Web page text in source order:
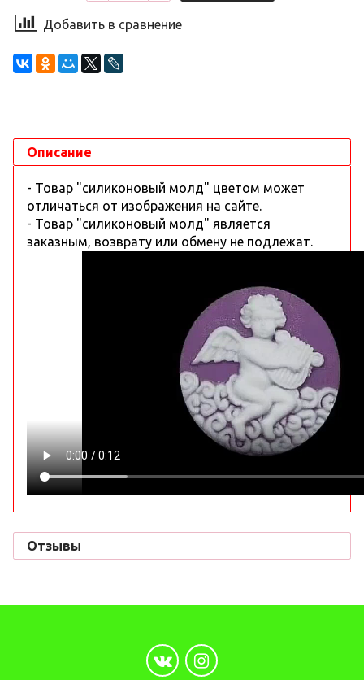
Добавить в сравнение
Описание
- Товар "силиконовый молд" цветом может
отличаться от изображения на сайте.
- Товар "силиконовый молд" является
заказным, возврату или обмену не подлежат.
Отзывы